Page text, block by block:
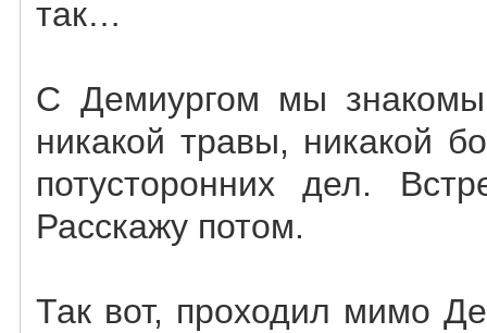
так…
С Демиургом мы
никакой травы, никакой
потусторонних дел.
Расскажу потом.
Так вот, проходил мимо